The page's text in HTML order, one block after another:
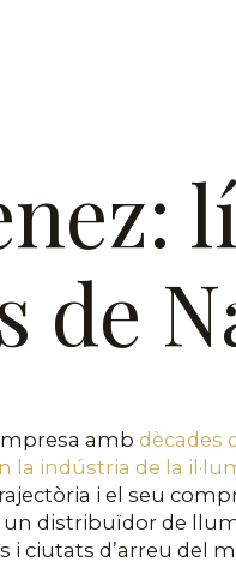
de
amb dècades
la indústria de la
i el seu
un distribuïdor de
i ciutats d’arreu del